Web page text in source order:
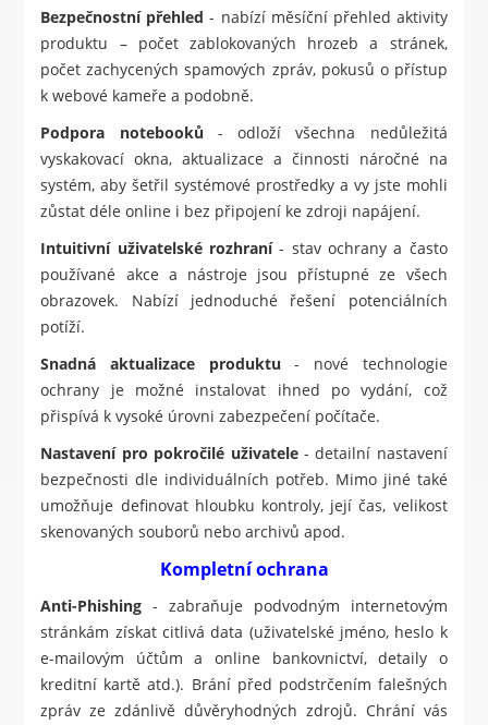
Bezpečnostní přehled - nabízí měsíční přehled aktivity
produktu – počet zablokovaných hrozeb a stránek,
počet zachycených spamových zpráv, pokusů o přístup
k webové kameře a podobně.
Podpora notebooků - odloží všechna nedůležitá
vyskakovací okna, aktualizace a činnosti náročné na
systém, aby šetřil systémové prostředky a vy jste mohli
zůstat déle online i bez připojení ke zdroji napájení.
Intuitivní uživatelské rozhraní- stav ochrany a často
používané akce a nástroje jsou přístupné ze všech
obrazovek. Nabízí jednoduché řešení potenciálních
potíží.
Snadná aktualizace produktu - nové technologie
ochrany je možné instalovat ihned po vydání, což
přispívá k vysoké úrovni zabezpečení počítače.
Nastavení pro pokročilé uživatele- detailní nastavení
bezpečnosti dle individuálních potřeb. Mimo jiné také
umožňuje definovat hloubku kontroly, její čas, velikost
skenovaných souborů nebo archivů apod.
Kompletní ochrana
Anti-Phishing - zabraňuje podvodným internetovým
stránkám získat citlivá data (uživatelské jméno, heslo k
e-mailovým účtům a online bankovnictví, detaily o
kreditní kartě atd.). Brání před podstrčením falešných
zpráv ze zdánlivě důvěryhodných zdrojů. Chrání vás